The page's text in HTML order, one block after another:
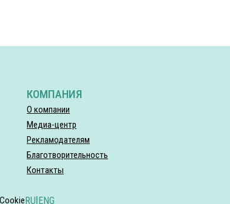
КОМПАНИЯ
О компании
Медиа-центр
Рекламодателям
Благотворительность
Контакты
RU|ENG